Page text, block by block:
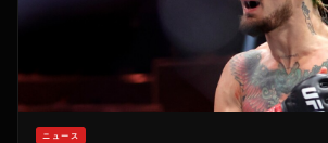
ニュース